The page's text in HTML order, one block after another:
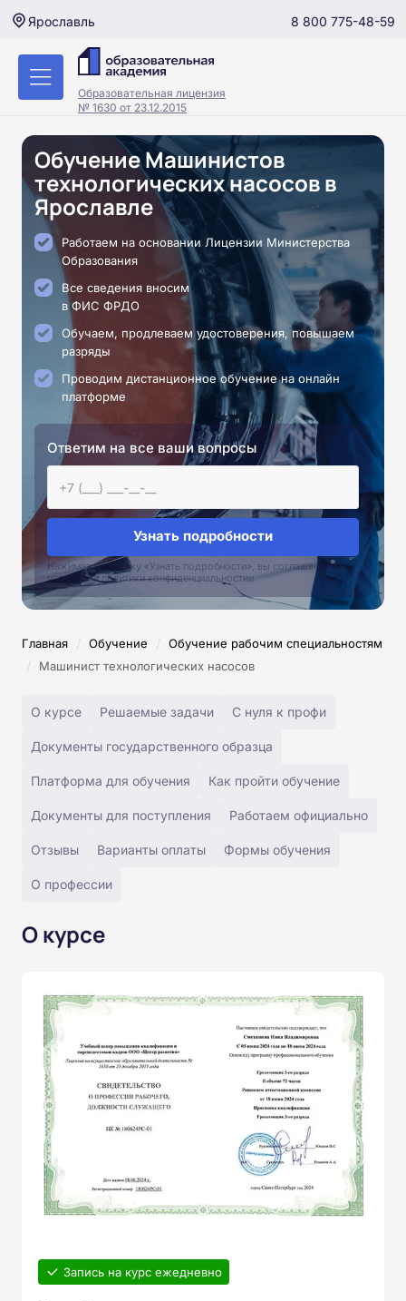
Ярославль 8 800 775-48-59
Образовательная лицензия
№ 1630 от 23.12.2015
Обучение Машинистов
технологических насосов в
Ярославле
Работаем на основании Лицензии Министерства
Образования
Все сведения вносим
в ФИС ФРДО
Обучаем, продлеваем удостоверения, повышаем
разряды
Проводим дистанционное обучение на онлайн
платформе
Ответим на все ваши вопросы
Узнать подробности
Нажимая на кнопку «Узнать подробности», вы соглашаетесь с
условиями политики конфиденциальностии
Главная / Обучение / Обучение рабочим специальностям
/ Машинист технологических насосов
О курсе Решаемые задачи С нуля к профи
Документы государственного образца
Платформа для обучения Как пройти обучение
Документы для поступления Работаем официально
Отзывы Варианты оплаты Формы обучения
О профессии
О курсе
Запись на курс ежедневно